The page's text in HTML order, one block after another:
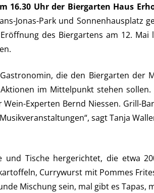
16.30 Uhr der Biergarten Haus
Jonas-Park und Sonnenhausplatz
des Biergartens am 12. Mai
die den Biergarten der
im Mittelpunkt stehen
Experten Bernd Niessen. Grill-
sagt Tanja
Tische hergerichtet, die etwa
Currywurst mit Pommes
Mischung sein, mal gibt es Tapas,